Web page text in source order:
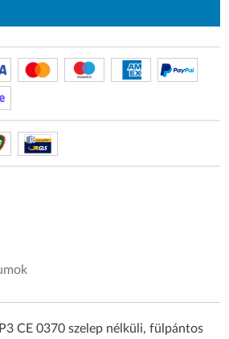
CE 0370 szelep nélküli, fülpántos